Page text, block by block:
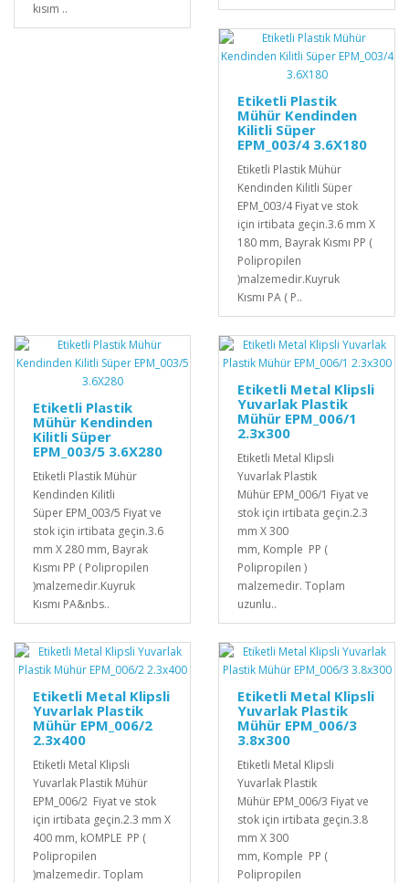
kısım ..
Etiketli Plastik
Mühür Kendinden
Kilitli Süper
EPM_003/4 3.6X180
Etiketli Plastik Mühür
Kendinden Kilitli Süper
EPM_003/4 Fiyat ve stok
için irtibata geçin.3.6 mm X
180 mm, Bayrak Kısmı PP (
Polipropilen
)malzemedir.Kuyruk
Kısmı PA ( P..
Etiketli Plastik
Mühür Kendinden
Kilitli Süper
EPM_003/5 3.6X280
Etiketli Plastik Mühür
Kendinden Kilitli
Süper EPM_003/5 Fiyat ve
stok için irtibata geçin.3.6
mm X 280 mm, Bayrak
Kısmı PP ( Polipropilen
)malzemedir.Kuyruk
Kısmı PA&nbs..
Etiketli Metal Klipsli
Yuvarlak Plastik
Mühür EPM_006/1
2.3x300
Etiketli Metal Klipsli
Yuvarlak Plastik
Mühür EPM_006/1 Fiyat ve
stok için irtibata geçin.2.3
mm X 300
mm, Komple PP (
Polipropilen )
malzemedir. Toplam
uzunlu..
Etiketli Metal Klipsli
Yuvarlak Plastik
Mühür EPM_006/2
2.3x400
Etiketli Metal Klipsli
Yuvarlak Plastik Mühür
EPM_006/2 Fiyat ve stok
için irtibata geçin.2.3 mm X
400 mm, kOMPLE PP (
Polipropilen
)malzemedir. Toplam
Etiketli Metal Klipsli
Yuvarlak Plastik
Mühür EPM_006/3
3.8x300
Etiketli Metal Klipsli
Yuvarlak Plastik
Mühür EPM_006/3 Fiyat ve
stok için irtibata geçin.3.8
mm X 300
mm, Komple PP (
Polipropilen